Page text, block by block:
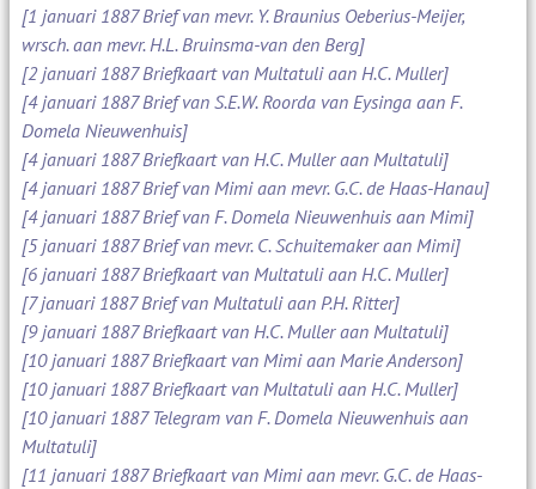
[1 januari 1887 Brief van mevr. Y. Braunius Oeberius-Meijer,
wrsch. aan mevr. H.L. Bruinsma-van den Berg]
[2 januari 1887 Briefkaart van Multatuli aan H.C. Muller]
[4 januari 1887 Brief van S.E.W. Roorda van Eysinga aan F.
Domela Nieuwenhuis]
[4 januari 1887 Briefkaart van H.C. Muller aan Multatuli]
[4 januari 1887 Brief van Mimi aan mevr. G.C. de Haas-Hanau]
[4 januari 1887 Brief van F. Domela Nieuwenhuis aan Mimi]
[5 januari 1887 Brief van mevr. C. Schuitemaker aan Mimi]
[6 januari 1887 Briefkaart van Multatuli aan H.C. Muller]
[7 januari 1887 Brief van Multatuli aan P.H. Ritter]
[9 januari 1887 Briefkaart van H.C. Muller aan Multatuli]
[10 januari 1887 Briefkaart van Mimi aan Marie Anderson]
[10 januari 1887 Briefkaart van Multatuli aan H.C. Muller]
[10 januari 1887 Telegram van F. Domela Nieuwenhuis aan
Multatuli]
[11 januari 1887 Briefkaart van Mimi aan mevr. G.C. de Haas-